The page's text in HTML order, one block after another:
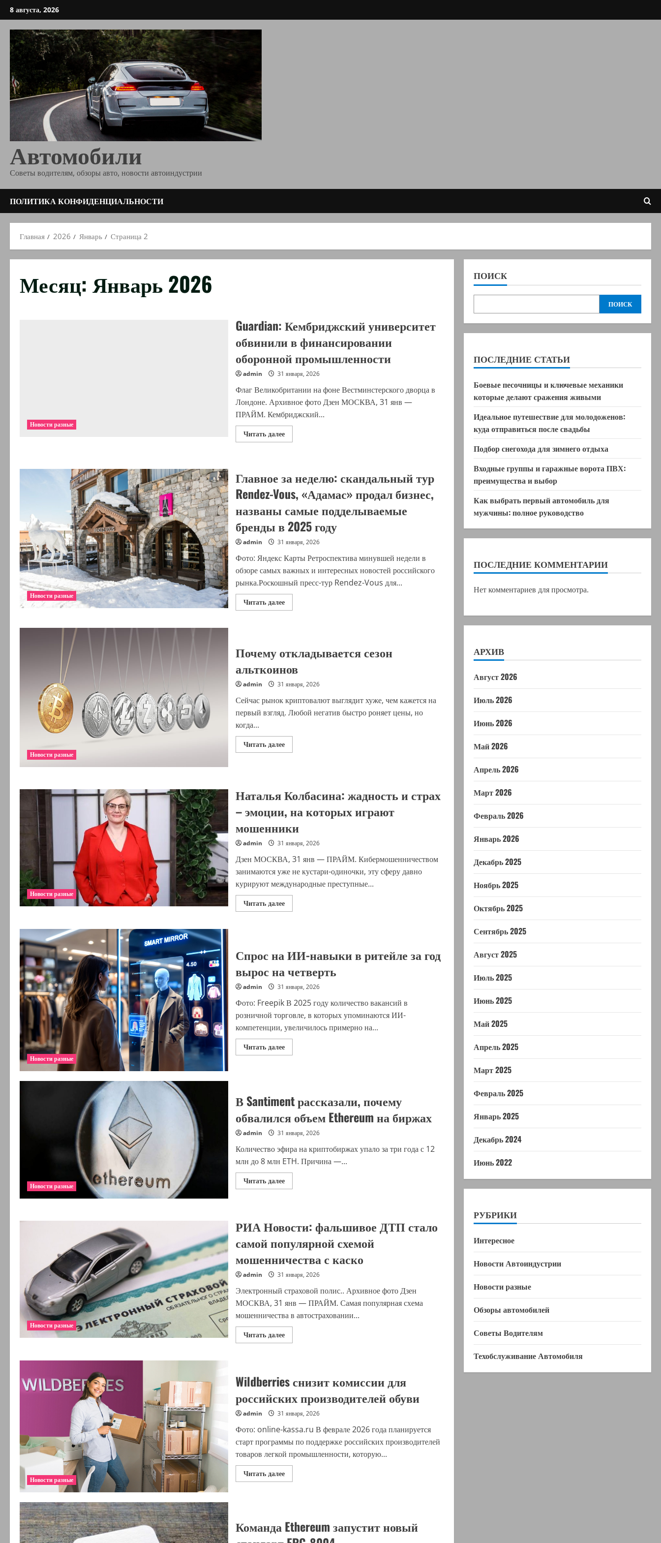
Перейти
к
содержимому
8 августа, 2026
Автомобили
Советы водителям, обзоры авто, новости автоиндустрии
ПОЛИТИКА КОНФИДЕНЦИАЛЬНОСТИ
Главная 2026 Январь Страница 2
Месяц: Январь 2026
Новости разные
Guardian: Кембриджский университет
обвинили в финансировании
оборонной промышленности
admin 31 января, 2026
Флаг Великобритании на фоне Вестминстерского дворца в
Лондоне. Архивное фото Дзен МОСКВА, 31 янв —
ПРАЙМ. Кембриджский...
Читать далееПрочитать
больше
в
оборонной
промышленности
Новости разные
Главное за неделю: скандальный тур
Rendez-Vous, «Адамас» продал бизнес,
названы самые подделываемые
бренды в 2025 году
admin 31 января, 2026
Фото: Яндекс Карты Ретроспектива минувшей недели в
обзоре самых важных и интересных новостей российского
рынка.Роскошный пресс-тур Rendez-Vous для...
Читать далееПрочитать
больше
Rendez-
«Адамас»
бизнес,
названы
самые
подделываемые
бренды
в
Новости разные
Почему откладывается сезон
альткоинов
admin 31 января, 2026
Сейчас рынок криптовалют выглядит хуже, чем кажется на
первый взгляд. Любой негатив быстро роняет цены, но
когда...
Читать далееПрочитать
больше
Новости разные
Наталья Колбасина: жадность и страх
– эмоции, на которых играют
мошенники
admin 31 января, 2026
Дзен МОСКВА, 31 янв — ПРАЙМ. Кибермошенничеством
занимаются уже не кустари-одиночки, эту сферу давно
курируют международные преступные...
Читать далееПрочитать
больше
страх
–
на
которых
играют
мошенники
Новости разные
Спрос на ИИ-навыки в ритейле за год
вырос на четверть
admin 31 января, 2026
Фото: Freepik В 2025 году количество вакансий в
розничной торговле, в которых упоминаются ИИ-
компетенции, увеличилось примерно на...
Читать далееПрочитать
больше
ритейле
за
год
вырос
четверть
Новости разные
В Santiment рассказали, почему
обвалился объем Ethereum на биржах
admin 31 января, 2026
Количество эфира на криптобиржах упало за три года с 12
млн до 8 млн ETH. Причина —...
Читать далееПрочитать
больше
обвалился
Ethereum
на
Новости разные
РИА Новости: фальшивое ДТП стало
самой популярной схемой
мошенничества с каско
admin 31 января, 2026
Электронный страховой полис.. Архивное фото Дзен
МОСКВА, 31 янв — ПРАЙМ. Самая популярная схема
мошенничества в автостраховании...
Читать далееПрочитать
больше
стало
самой
популярной
схемой
мошенничества
с
Новости разные
Wildberries снизит комиссии для
российских производителей обуви
admin 31 января, 2026
Фото: online-kassa.ru В феврале 2026 года планируется
старт программы по поддержке российских производителей
товаров легкой промышленности, которую...
Читать далееПрочитать
больше
российских
производителей
обуви
Команда Ethereum запустит новый
ПОИСК
ПОИСК
ПОСЛЕДНИЕ СТАТЬИ
Боевые песочницы и ключевые механики
которые делают сражения живыми
Идеальное путешествие для молодоженов:
куда отправиться после свадьбы
Подбор снегохода для зимнего отдыха
Входные группы и гаражные ворота ПВХ:
преимущества и выбор
Как выбрать первый автомобиль для
мужчины: полное руководство
ПОСЛЕДНИЕ КОММЕНТАРИИ
Нет комментариев для просмотра.
АРХИВ
Август 2026
Июль 2026
Июнь 2026
Май 2026
Апрель 2026
Март 2026
Февраль 2026
Январь 2026
Декабрь 2025
Ноябрь 2025
Октябрь 2025
Сентябрь 2025
Август 2025
Июль 2025
Июнь 2025
Май 2025
Апрель 2025
Март 2025
Февраль 2025
Январь 2025
Декабрь 2024
Июнь 2022
РУБРИКИ
Интересное
Новости Автоиндустрии
Новости разные
Обзоры автомобилей
Советы Водителям
Техобслуживание Автомобиля